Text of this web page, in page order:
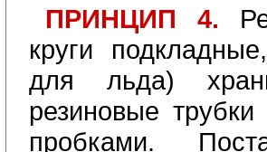
ПРИНЦИП 4.
круги
для льда)
резиновые
пробками.